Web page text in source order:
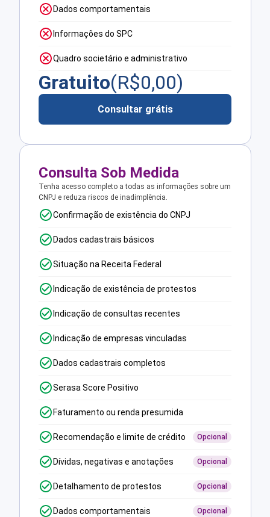
Dados comportamentais
Informações do SPC
Quadro societário e administrativo
Gratuito(R$0,00)
Consultar grátis
Consulta Sob Medida
Tenha acesso completo a todas as informações sobre um
CNPJ e reduza riscos de inadimplência.
Confirmação de existência do CNPJ
Dados cadastrais básicos
Situação na Receita Federal
Indicação de existência de protestos
Indicação de consultas recentes
Indicação de empresas vinculadas
Dados cadastrais completos
Serasa Score Positivo
Faturamento ou renda presumida
Recomendação e limite de crédito Opcional
Dívidas, negativas e anotações Opcional
Detalhamento de protestos Opcional
Dados comportamentais Opcional